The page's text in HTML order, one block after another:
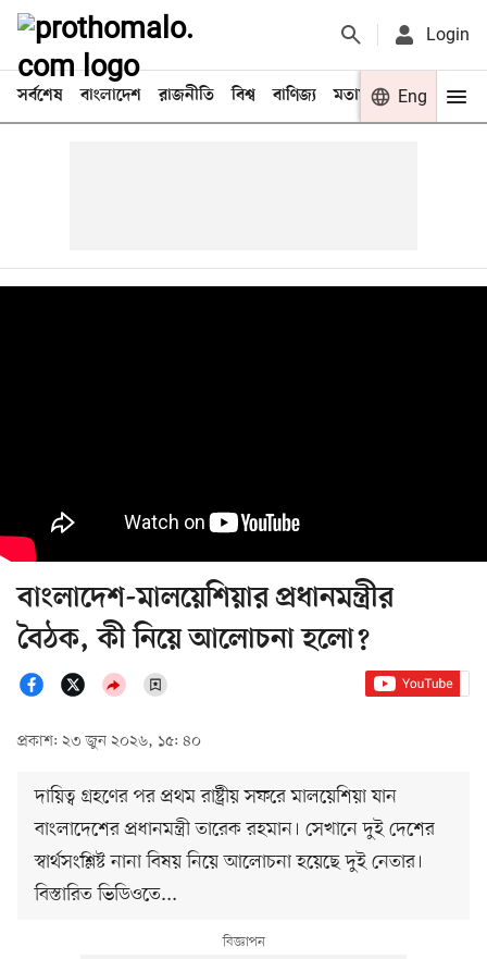
Login
সর্বশেষ বাংলাদেশ রাজনীতি বিশ্ব বাণিজ্য মতামত খেলা
Eng
বাংলাদেশ-মালয়েশিয়ার প্রধানমন্ত্রীর
বৈঠক, কী নিয়ে আলোচনা হলো?
প্রকাশ: ২৩ জুন ২০২৬, ১৫: ৪০
দায়িত্ব গ্রহণের পর প্রথম রাষ্ট্রীয় সফরে মালয়েশিয়া যান
বাংলাদেশের প্রধানমন্ত্রী তারেক রহমান। সেখানে দুই দেশের
স্বার্থসংশ্লিষ্ট নানা বিষয় নিয়ে আলোচনা হয়েছে দুই নেতার।
বিস্তারিত ভিডিওতে...